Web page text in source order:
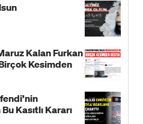
Kalan Furkan
Kesimden
Kasıtlı Kararı